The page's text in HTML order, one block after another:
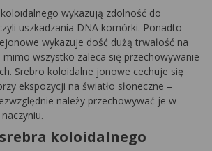
wykazują zdolność do
uszkadzania DNA komórki. Ponadto
wykazuje dość dużą trwałość na
mimo wszystko zaleca się przechowywanie
Srebro koloidalne jonowe cechuje się
ekspozycji na światło słoneczne –
należy przechowywać je w
srebra koloidalnego